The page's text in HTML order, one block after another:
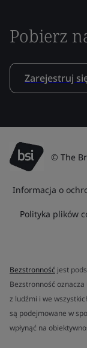
Pobierz
Zarejestruj
© The
Informacja o
Polityka plików
Bezstronność jest
Bezstronność
z ludźmi i we
są podejmowane w
wpłynąć na